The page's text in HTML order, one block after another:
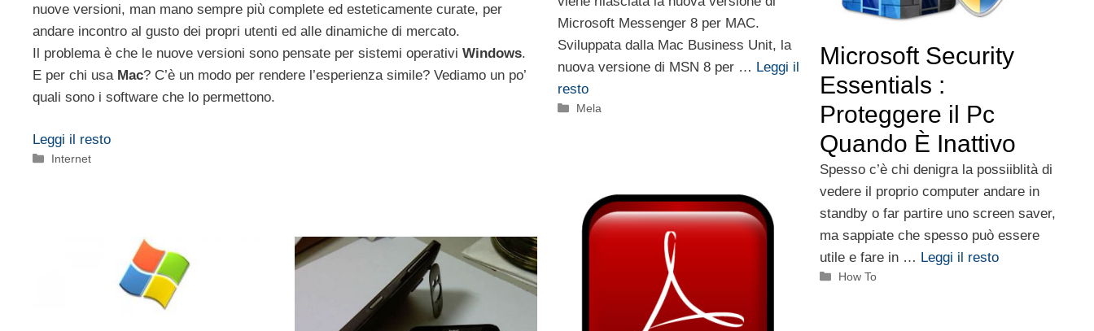
nuove versioni, man mano sempre più complete ed esteticamente curate, per
andare incontro al gusto dei propri utenti ed alle dinamiche di mercato.
Il problema è che le nuove versioni sono pensate per sistemi operativi Windows.
E per chi usa Mac? C’è un modo per rendere l’esperienza simile? Vediamo un po’
quali sono i software che lo permettono.
Leggi il resto
Categorie
Internet
Microsoft Messenger 8 per MAC.
Sviluppata dalla Mac Business Unit, la
nuova versione di MSN 8 per … Leggi il
resto
Categorie
Mela
Microsoft Security
Essentials :
Proteggere il Pc
Quando È Inattivo
Spesso c’è chi denigra la possiiblità di
vedere il proprio computer andare in
standby o far partire uno screen saver,
ma sappiate che spesso può essere
utile e fare in … Leggi il resto
Categorie
How To